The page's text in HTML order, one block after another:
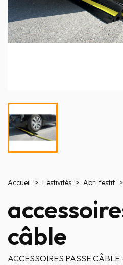
Accueil Festivités Abri festif
câble
ACCESSOIRES PASSE